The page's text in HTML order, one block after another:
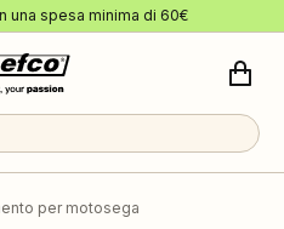
una spesa minima di 60€
per motosega